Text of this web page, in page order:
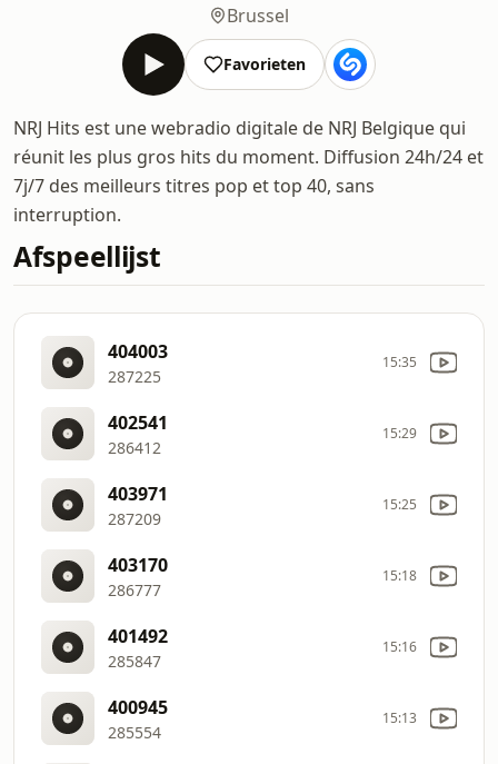
Brussel
Favorieten
NRJ Hits est une webradio digitale de NRJ Belgique qui
réunit les plus gros hits du moment. Diffusion 24h/24 et
7j/7 des meilleurs titres pop et top 40, sans
interruption.
Afspeellijst
404003
287225
15:35
402541
286412
15:29
403971
287209
15:25
403170
286777
15:18
401492
285847
15:16
400945
285554
15:13